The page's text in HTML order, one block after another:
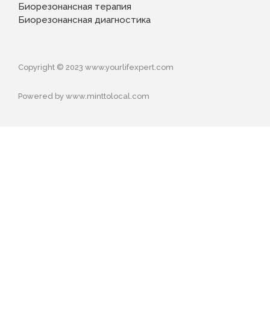
Биорезонансная терапия
Биорезонансная диагностика
Copyright © 2023 www.yourlifexpert.com
Powered by www.minttolocal.com